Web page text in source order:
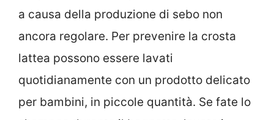
a causa della produzione di sebo non
ancora regolare. Per prevenire la crosta
lattea possono essere lavati
quotidianamente con un prodotto delicato
per bambini, in piccole quantità. Se fate lo